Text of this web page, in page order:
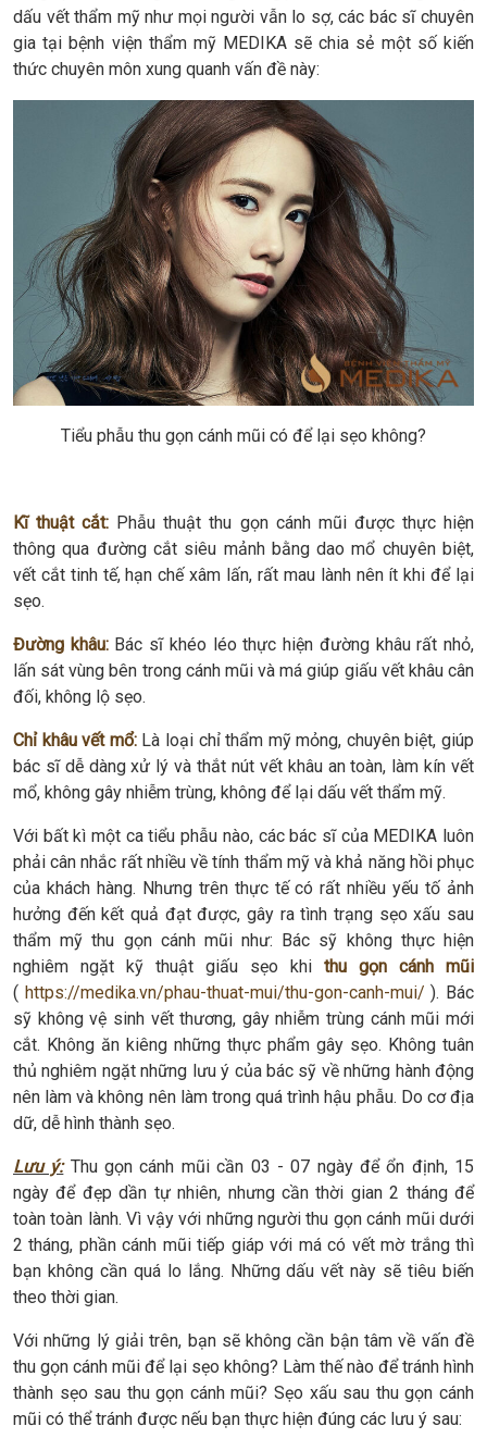
dấu vết thẩm mỹ như mọi người vẫn lo sợ, các bác sĩ chuyên
gia tại bệnh viện thẩm mỹ MEDIKA sẽ chia sẻ một số kiến
thức chuyên môn xung quanh vấn đề này:
Tiểu phẫu thu gọn cánh mũi có để lại sẹo không?
Kĩ thuật cắt: Phẫu thuật thu gọn cánh mũi được thực hiện
thông qua đường cắt siêu mảnh bằng dao mổ chuyên biệt,
vết cắt tinh tế, hạn chế xâm lấn, rất mau lành nên ít khi để lại
sẹo.
Đường khâu:Bác sĩ khéo léo thực hiện đường khâu rất nhỏ,
lấn sát vùng bên trong cánh mũi và má giúp giấu vết khâu cân
đối, không lộ sẹo.
Chỉ khâu vết mổ:Là loại chỉ thẩm mỹ mỏng, chuyên biệt, giúp
bác sĩ dễ dàng xử lý và thắt nút vết khâu an toàn, làm kín vết
mổ, không gây nhiễm trùng, không để lại dấu vết thẩm mỹ.
Với bất kì một ca tiểu phẫu nào, các bác sĩ của MEDIKA luôn
phải cân nhắc rất nhiều về tính thẩm mỹ và khả năng hồi phục
của khách hàng. Nhưng trên thực tế có rất nhiều yếu tố ảnh
hưởng đến kết quả đạt được, gây ra tình trạng sẹo xấu sau
thẩm mỹ thu gọn cánh mũi như: Bác sỹ không thực hiện
nghiêm ngặt kỹ thuật giấu sẹo khi thu gọn cánh mũi
( https://medika.vn/phau-thuat-mui/thu-gon-canh-mui/ ). Bác
sỹ không vệ sinh vết thương, gây nhiễm trùng cánh mũi mới
cắt. Không ăn kiêng những thực phẩm gây sẹo. Không tuân
thủ nghiêm ngặt những lưu ý của bác sỹ về những hành động
nên làm và không nên làm trong quá trình hậu phẫu. Do cơ địa
dữ, dễ hình thành sẹo.
Lưu ý:Thu gọn cánh mũi cần 03 - 07 ngày để ổn định, 15
ngày để đẹp dần tự nhiên, nhưng cần thời gian 2 tháng để
toàn toàn lành. Vì vậy với những người thu gọn cánh mũi dưới
2 tháng, phần cánh mũi tiếp giáp với má có vết mờ trắng thì
bạn không cần quá lo lắng. Những dấu vết này sẽ tiêu biến
theo thời gian.
Với những lý giải trên, bạn sẽ không cần bận tâm về vấn đề
thu gọn cánh mũi để lại sẹo không? Làm thế nào để tránh hình
thành sẹo sau thu gọn cánh mũi? Sẹo xấu sau thu gọn cánh
mũi có thể tránh được nếu bạn thực hiện đúng các lưu ý sau: